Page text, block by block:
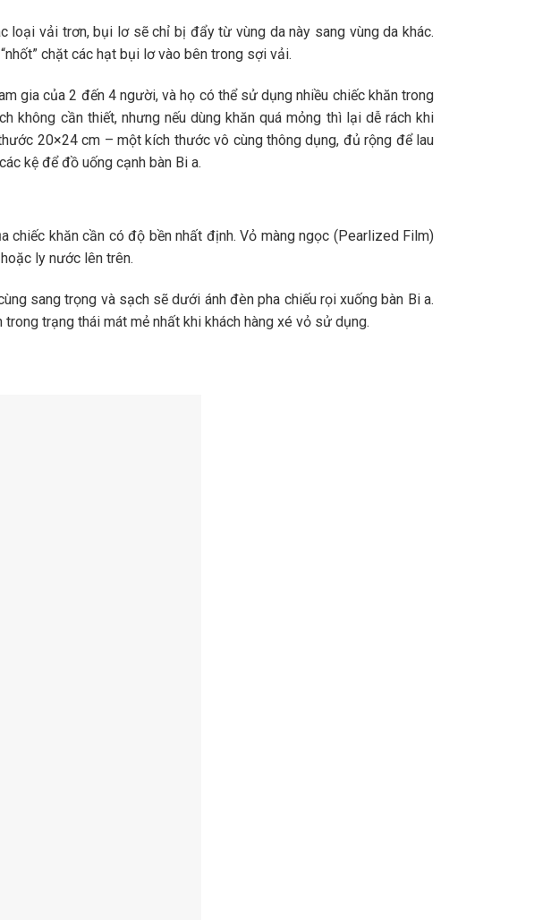
vải trơn, bụi lơ sẽ chỉ bị đẩy từ vùng da này sang vùng da khác.
chặt các hạt bụi lơ vào bên trong sợi vải.
gia của 2 đến 4 người, và họ có thể sử dụng nhiều chiếc khăn trong
không cần thiết, nhưng nếu dùng khăn quá mỏng thì lại dễ rách khi
20×24 cm – một kích thước vô cùng thông dụng, đủ rộng để lau
kệ để đồ uống cạnh bàn Bi a.
khăn cần có độ bền nhất định. Vỏ màng ngọc (Pearlized Film)
ly nước lên trên.
sang trọng và sạch sẽ dưới ánh đèn pha chiếu rọi xuống bàn Bi a.
trạng thái mát mẻ nhất khi khách hàng xé vỏ sử dụng.